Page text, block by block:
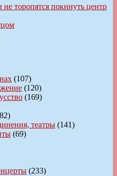
торопятся покинуть центр
(107)
(120)
(169)
театры (141)
(69)
(233)